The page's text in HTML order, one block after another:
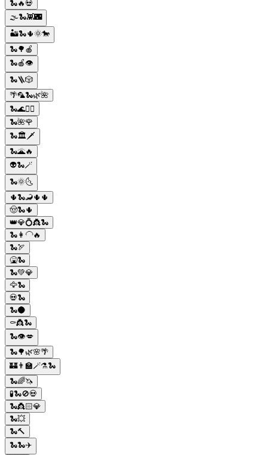
🐍🔥💀
🌫🐍👾🌃
🏜️🐍🌵🌞🐎
🐍🌳🍎
🐍🍎👁️
🐍🪜🎲
🌴🦜🐍🌿🌺
🐍🌊🧜‍♀️
🐍🌺🌹
🐍🏛️🗡️
🐍🌋🔥
👽🐍🪄
🐍🌞🌜
🌵🐍🦂🌵🌵
🤠🐍🌵
👑💎💍👸🐍
🐍👩‍🦲🔥
🐍🏹
🤮🐍
🐍💚💎
🦅🐍
💀🐍
🐍🌑
⚰️👸🐍
🐍👁️💋
🐍🌳🌿🌸🌴
🏰👨‍🏫🪄⚗️🐍
🐍🌈🦄
🧪🐍🚫💀
🐍👸🏻💎
🐍💥
🐍🔨
🐍🐍✈️